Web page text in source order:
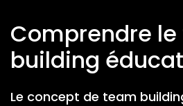
Comprendre
building
Le concept de team